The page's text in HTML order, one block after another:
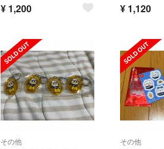
¥ 1,200 ¥ 1,120
その他 その他